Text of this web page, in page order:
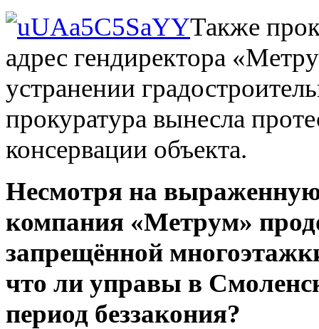
Также
адрес гендиректора
устранении
прокуратура вынесла
консервации объекта.
Несмотря на
компания «Метрум»
запрещённой
что ли управы в
период беззакония?